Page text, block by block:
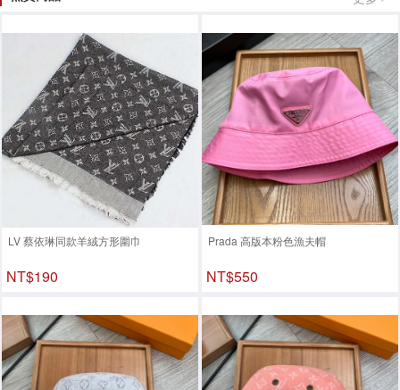
LV 蔡依琳同款羊絨方形圍巾
NT$190
Prada 高版本粉色漁夫帽
NT$550